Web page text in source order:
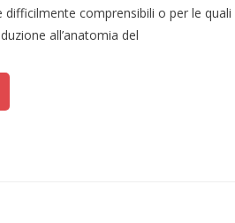
difficilmente comprensibili o per le
all’anatomia del